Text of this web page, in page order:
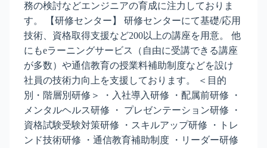
務の検討などエンジニアの育成に注力しておりま
す。 【研修センター】 研修センターにて基礎/応用
技術、資格取得支援など200以上の講座を用意。 他
にもeラーニングサービス（自由に受講できる講座
が多数）や通信教育の授業料補助制度などを設け
社員の技術力向上を支援しております。 ＜目的
別・階層別研修＞ ・入社導入研修 ・配属前研修 ・
メンタルヘルス研修 ・ プレゼンテーション研修 ・
資格試験受験対策研修 ・スキルアップ研修 ・トレ
ンド技術研修 ・通信教育補助制度 ・リーダー研修